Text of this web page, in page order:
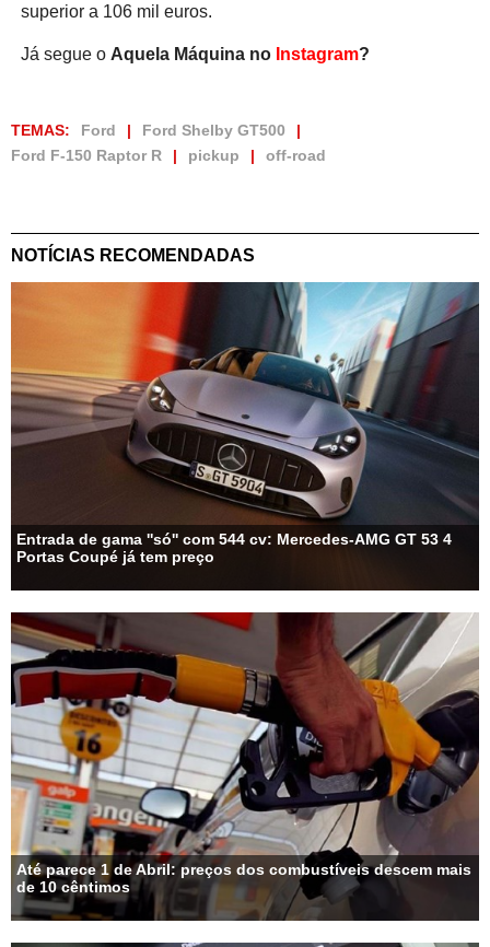
superior a 106 mil euros.
Já segue o Aquela Máquina no Instagram?
TEMAS: Ford
Ford Shelby GT500
Ford F-150 Raptor R
pickup off-road
NOTÍCIAS RECOMENDADAS
Entrada de gama ''só'' com 544 cv: Mercedes-AMG GT 53 4
Portas Coupé já tem preço
Até parece 1 de Abril: preços dos combustíveis descem mais
de 10 cêntimos